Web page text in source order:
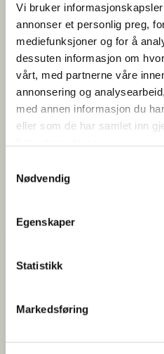
Vi bruker
annonser et personlig preg,
mediefunksjoner og for å
dessuten informasjon om
vårt, med partnerne våre
annonsering og
med annen informasjon du
eller som de har samlet inn
Nødvendig
Egenskaper
Statistikk
Markedsføring
Rundt 1870 ble disse
fram i lyset som kunst, og
er frodig og mangfoldig; med
kraftfull treskurd og tekstiler
Folkekunstutstillingen er
utviklingen av regionale
videre hvordan det etter
måter ble et brudd i den